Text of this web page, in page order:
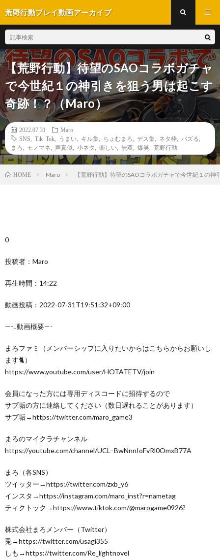
荒野行動プレイ動画アーカイブ
【荒野行動】待望のSAOコラボガチャ
で今世紀１の神引きを狙う男は起こす
奇跡！？（Maro）
2022.07.31
Maro
SNS
Tik Tok うまい キル集 ちょむまろ デス集 ネタ枠 バズる
まろ
モノマネ 声真似 小ネタ 楽しい 無双 爆笑 荒野行動
HOME Maro 【荒野行動】待望のSAOコラボガチャで今世紀１の
0
投稿者：Maro
再生時間：14:22
動画投稿：2022-07-31T19:51:32+09:00
—-↓動画概要—-
まろファミ（メンバーシップに入りたいからはこちらからお願いし
ます🐈）
https://www.youtube.com/user/HOTATETV/join
会員になった方には専用ディスコードに招待するので
サブ垢の方に連絡してください（数日遅れることがあります）
サブ垢→https://twitter.com/maro_game3
まろのマイクラチャンネル
https://youtube.com/channel/UCL–BwNnnIoFvRl0OmxB77A
まろ（各SNS）
ツイッター→https://twitter.com/zxb_y6
インスタ→https://instagram.com/maro_inst?r=nametag
ティクトック→https://www.tiktok.com/@marogame0926?
株式会社まろメンバー（Twitter）
兎→https://twitter.com/usagi355
しも→https://twitter.com/Re_lightnovel